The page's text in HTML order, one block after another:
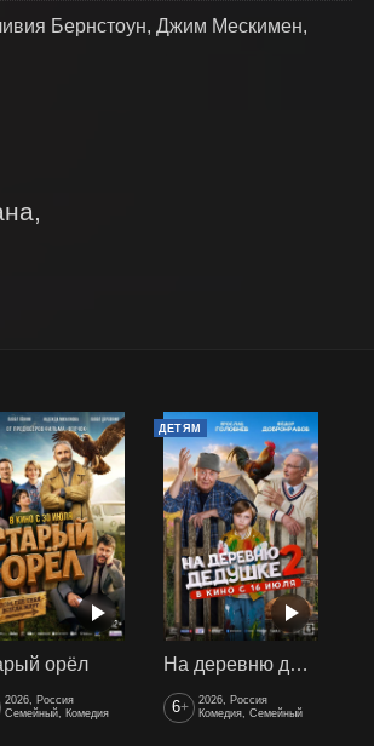
Бернстоун, Джим Мескимен,
орёл
2026, Россия
Семейный, Комедия
ДЕТЯМ
На деревню дедушке 2
6+
2026, Россия
Комедия, Семейный